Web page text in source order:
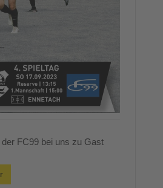
FC99 bei uns zu Gast